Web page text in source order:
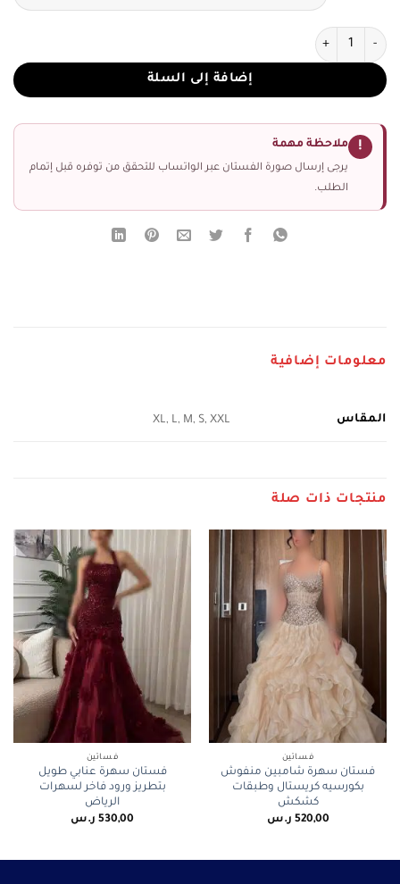
كمية فستان سهرة جدة فستان وردي ناعم بطبقات شيفون
إضافة إلى السلة
! ملاحظة مهمة
يرجى إرسال صورة الفستان عبر الواتساب للتحقق من توفره قبل إتمام
الطلب.
معلومات إضافية
المقاس XL, L, M, S, XXL
منتجات ذات صلة
فساتين
فستان سهرة شامبين منفوش
بكورسيه كريستال وطبقات
كشكش
520,00 ر.س
فساتين
فستان سهرة عنابي طويل
بتطريز ورود فاخر لسهرات
الرياض
530,00 ر.س